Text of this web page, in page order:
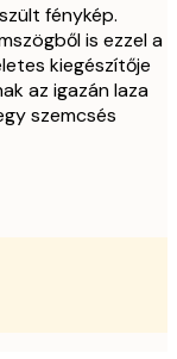
fénykép.
is ezzel a
kiegészítője
az igazán laza
szemcsés